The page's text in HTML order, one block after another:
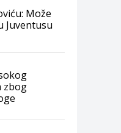
Može
Juventusu
zbog